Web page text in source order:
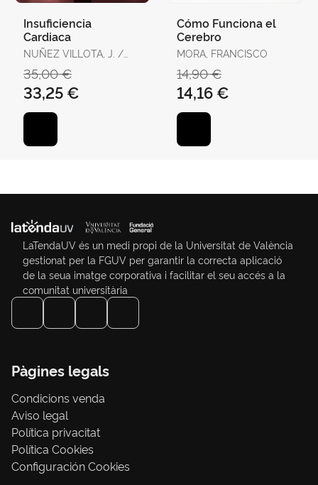
Insuficiencia
Cardiaca
NUÑEZ VILLOTA, J. /
35,00 €
33,25 €
Cómo Funciona el
Cerebro
MORA, FRANCISCO
14,90 €
14,16 €
LaTendaUV és un medi propi de la Universitat de València
gestionat per la FGUV per garantir la correcta aplicació
de la seua imatge corporativa i facilitar el seu accés a la
comunitat universitària
Pàgines legals
Condicions venda
Aviso legal
Política privacitat
Política Cookies
Configuración Cookies